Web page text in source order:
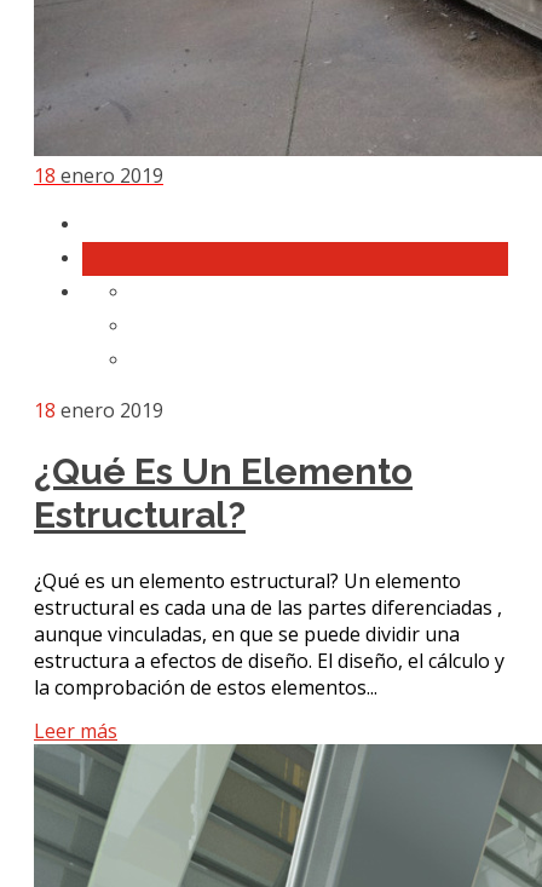
18 enero 2019
18 enero 2019
¿Qué Es Un Elemento
Estructural?
¿Qué es un elemento estructural? Un elemento
estructural es cada una de las partes diferenciadas ,
aunque vinculadas, en que se puede dividir una
estructura a efectos de diseño. El diseño, el cálculo y
la comprobación de estos elementos...
Leer más